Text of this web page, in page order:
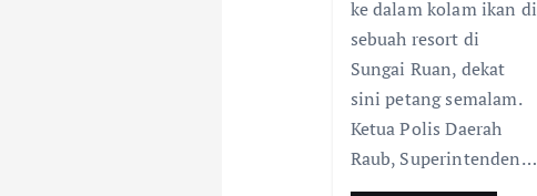
o
k
p
ke dalam kolam ikan di
sebuah resort di
Sungai Ruan, dekat
sini petang semalam.
Ketua Polis Daerah
Raub, Superintenden…